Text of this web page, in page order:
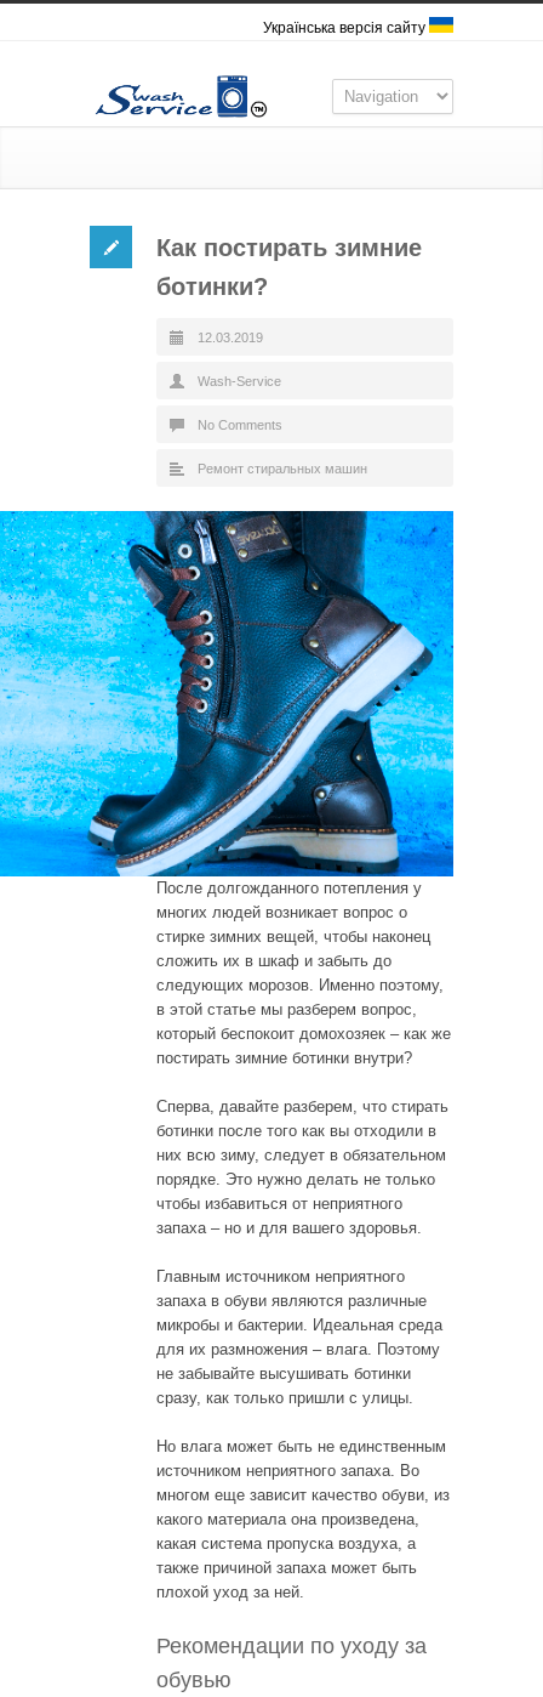
Українська версія сайту
Как постирать зимние
ботинки?
12.03.2019
Wash-Service
No Comments
Ремонт стиральных машин
После долгожданного потепления у
многих людей возникает вопрос о
стирке зимних вещей, чтобы наконец
сложить их в шкаф и забыть до
следующих морозов. Именно поэтому,
в этой статье мы разберем вопрос,
который беспокоит домохозяек – как же
постирать зимние ботинки внутри?
Сперва, давайте разберем, что стирать
ботинки после того как вы отходили в
них всю зиму, следует в обязательном
порядке. Это нужно делать не только
чтобы избавиться от неприятного
запаха – но и для вашего здоровья.
Главным источником неприятного
запаха в обуви являются различные
микробы и бактерии. Идеальная среда
для их размножения – влага. Поэтому
не забывайте высушивать ботинки
сразу, как только пришли с улицы.
Но влага может быть не единственным
источником неприятного запаха. Во
многом еще зависит качество обуви, из
какого материала она произведена,
какая система пропуска воздуха, а
также причиной запаха может быть
плохой уход за ней.
Рекомендации по уходу за
обувью